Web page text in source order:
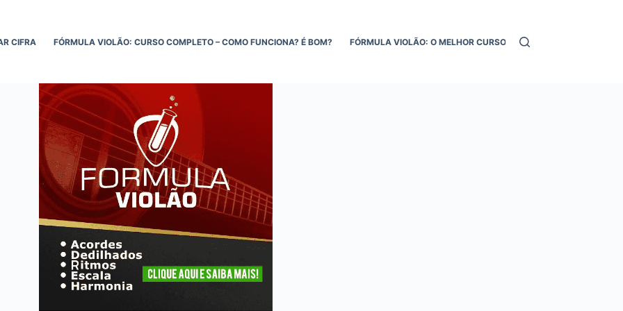
CIFRA FÓRMULA VIOLÃO: CURSO COMPLETO – COMO FUNCIONA? É BOM? FÓRMULA VIOLÃO: O MELHOR CURSO DE VIOLÃO ONLINE!